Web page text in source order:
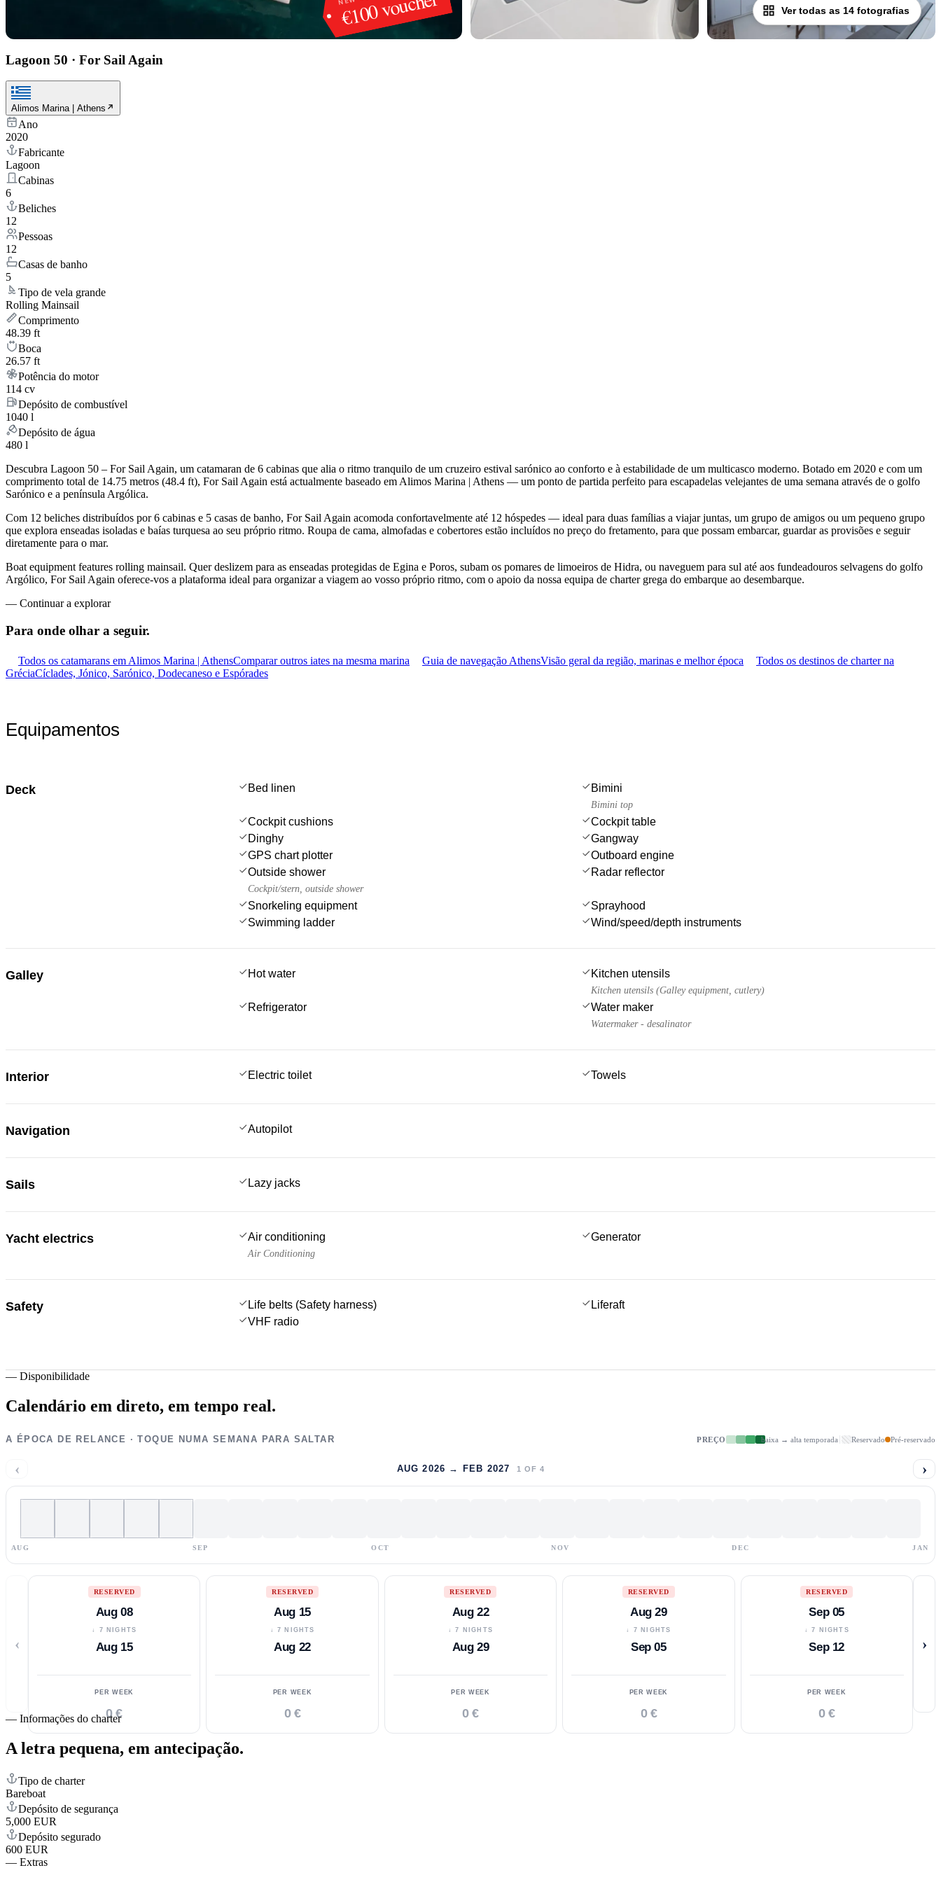
Ver todas as 14 fotografias
Lagoon 50 · For Sail Again
Alimos Marina | Athens
Ano
2020
Fabricante
Lagoon
Cabinas
6
Beliches
12
Pessoas
12
Casas de banho
5
Tipo de vela grande
Rolling Mainsail
Comprimento
48.39 ft
Boca
26.57 ft
Potência do motor
114 cv
Depósito de combustível
1040 l
Depósito de água
480 l
Descubra Lagoon 50 – For Sail Again, um catamaran de 6 cabinas que alia o ritmo tranquilo de um cruzeiro estival sarónico ao conforto e à estabilidade de um multicasco moderno. Botado em 2020 e com um
comprimento total de 14.75 metros (48.4 ft), For Sail Again está actualmente baseado em Alimos Marina | Athens — um ponto de partida perfeito para escapadelas velejantes de uma semana através de o golfo
Sarónico e a península Argólica.
Com 12 beliches distribuídos por 6 cabinas e 5 casas de banho, For Sail Again acomoda confortavelmente até 12 hóspedes — ideal para duas famílias a viajar juntas, um grupo de amigos ou um pequeno grupo
que explora enseadas isoladas e baías turquesa ao seu próprio ritmo. Roupa de cama, almofadas e cobertores estão incluídos no preço do fretamento, para que possam embarcar, guardar as provisões e seguir
diretamente para o mar.
Boat equipment features rolling mainsail. Quer deslizem para as enseadas protegidas de Egina e Poros, subam os pomares de limoeiros de Hidra, ou naveguem para sul até aos fundeadouros selvagens do golfo
Argólico, For Sail Again oferece-vos a plataforma ideal para organizar a viagem ao vosso próprio ritmo, com o apoio da nossa equipa de charter grega do embarque ao desembarque.
— Continuar a explorar
Para onde olhar a seguir.
Todos os catamarans em Alimos Marina | AthensComparar outros iates na mesma marina Guia de navegação AthensVisão geral da região, marinas e melhor época
Todos os destinos de charter na
GréciaCíclades, Jónico, Sarónico, Dodecaneso e Espórades
Equipamentos
Deck Bed linen Bimini
Bimini top
Cockpit cushions
Cockpit table
Dinghy
Gangway
GPS chart plotter
Outboard engine
Outside shower
Cockpit/stern, outside shower
Radar reflector
Snorkeling equipment
Sprayhood
Swimming ladder
Wind/speed/depth instruments
Galley Hot water Kitchen utensils
Kitchen utensils (Galley equipment, cutlery)
Refrigerator Water maker
Watermaker - desalinator
Interior Electric toilet Towels
Navigation Autopilot
Sails Lazy jacks
Yacht electrics Air conditioning
Air Conditioning
Generator
Safety Life belts (Safety harness)
Liferaft
VHF radio
— Disponibilidade
Calendário em direto, em tempo real.
A ÉPOCA DE RELANCE · TOQUE NUMA SEMANA PARA SALTAR PREÇO baixa → alta temporada Reservado Pré-reservado
‹ AUG 2026 → FEB 2027 1 OF 4 ›
AUG SEP OCT NOV DEC JAN
‹
RESERVED
Aug 08
↓ 7 NIGHTS
Aug 15
PER WEEK
0 €
RESERVED
Aug 15
↓ 7 NIGHTS
Aug 22
PER WEEK
0 €
RESERVED
Aug 22
↓ 7 NIGHTS
Aug 29
PER WEEK
0 €
RESERVED
Aug 29
↓ 7 NIGHTS
Sep 05
PER WEEK
0 €
RESERVED
Sep 05
↓ 7 NIGHTS
Sep 12
PER WEEK
0 €
›
— Informações do charter
A letra pequena, em antecipação.
Tipo de charter
Bareboat
Depósito de segurança
5,000 EUR
Depósito segurado
600 EUR
— Extras